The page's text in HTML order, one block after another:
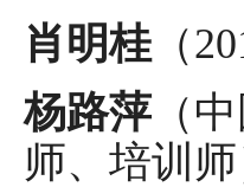
肖明桂 （
杨路萍 （
师、培训师